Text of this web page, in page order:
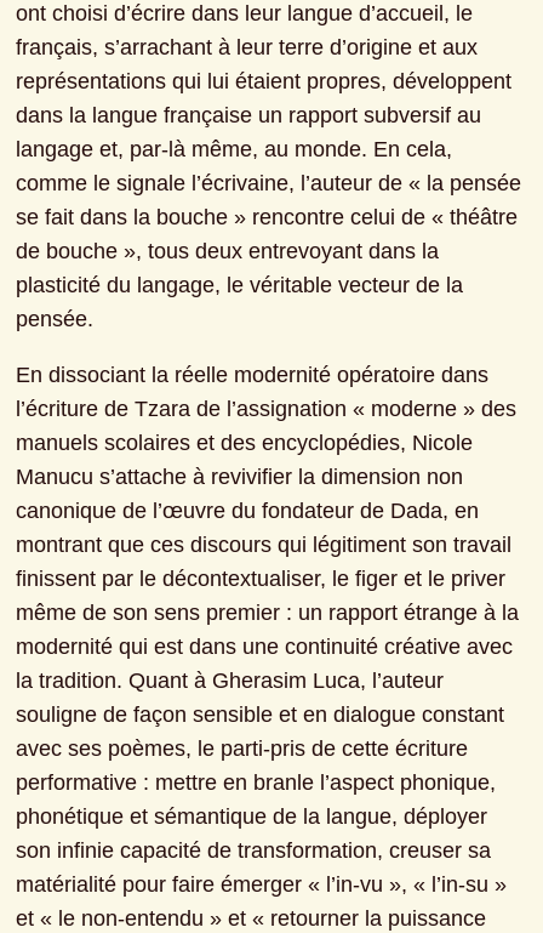
ont choisi d’écrire dans leur langue d’accueil, le
français, s’arrachant à leur terre d’origine et aux
représentations qui lui étaient propres, développent
dans la langue française un rapport subversif au
langage et, par-là même, au monde. En cela,
comme le signale l’écrivaine, l’auteur de « la pensée
se fait dans la bouche » rencontre celui de « théâtre
de bouche », tous deux entrevoyant dans la
plasticité du langage, le véritable vecteur de la
pensée.
En dissociant la réelle modernité opératoire dans
l’écriture de Tzara de l’assignation « moderne » des
manuels scolaires et des encyclopédies, Nicole
Manucu s’attache à revivifier la dimension non
canonique de l’œuvre du fondateur de Dada, en
montrant que ces discours qui légitiment son travail
finissent par le décontextualiser, le figer et le priver
même de son sens premier : un rapport étrange à la
modernité qui est dans une continuité créative avec
la tradition. Quant à Gherasim Luca, l’auteur
souligne de façon sensible et en dialogue constant
avec ses poèmes, le parti-pris de cette écriture
performative : mettre en branle l’aspect phonique,
phonétique et sémantique de la langue, déployer
son infinie capacité de transformation, creuser sa
matérialité pour faire émerger « l’in-vu », « l’in-su »
et « le non-entendu » et « retourner la puissance